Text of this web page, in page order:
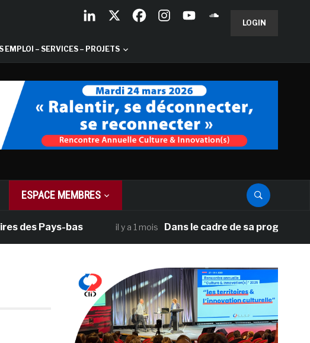
LOGIN
EMPLOI – SERVICES – PROJETS
ESPACE MEMBRES
Pays-bas il y a 1 mois Dans le cadre de sa programmation